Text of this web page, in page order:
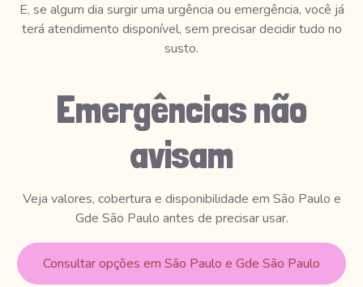
E, se algum dia surgir uma urgência ou emergência, você já
terá atendimento disponível, sem precisar decidir tudo no
susto.
Emergências não
avisam
Veja valores, cobertura e disponibilidade em São Paulo e
Gde São Paulo antes de precisar usar.
Consultar opções em São Paulo e Gde São Paulo